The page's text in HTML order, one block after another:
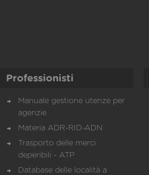
Professionisti
Manuale gestione utenze per
agenzie
Materia ADR-RID-ADN
Trasporto delle merci
deperibili - ATP
Database delle località a